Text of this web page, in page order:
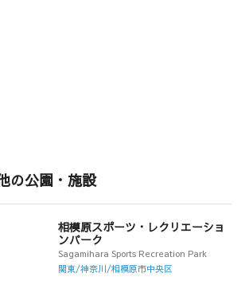
の公園・施設
相模原スポーツ・レクリエーショ
ンパーク
Sagamihara Sports Recreation Park
関東/神奈川/相模原市中央区